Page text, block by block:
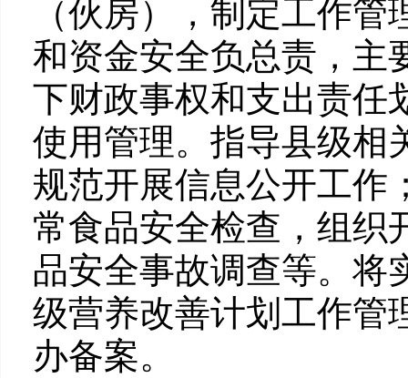
（伙房），制定工作
和资金安全负总责，主
下财政事权和支出责任
使用管理。指导县级相
规范开展信息公开工作
常食品安全检查，组织
品安全事故调查等。将
级营养改善计划工作管
办备案。